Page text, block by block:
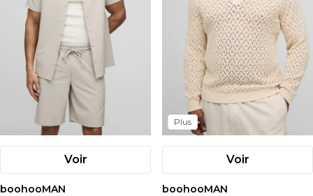
Voir
boohooMAN
Plus
Voir
boohooMAN